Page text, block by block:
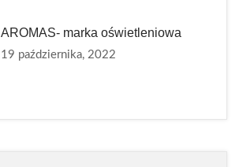
AROMAS- marka oświetleniowa
19 października, 2022